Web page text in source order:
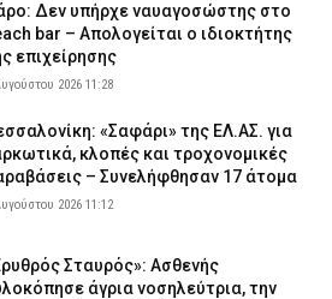
ο π. Αλέξιος Κουρτέσης,
Υπηρεσίας της ΕΛ.ΑΣ.
2026 20:55
Athens Kallithea τίμησαν τη μνήμη του
μετά τη δολοφονία του (εικόνες)
20:37
στο Ρέθυμνο – Συνελήφθησαν
20:25
Δεν υπήρχε ναυαγοσώστης στο
bar – Απολογείται ο ιδιοκτήτης
επιχείρησης
2026 11:28
«Σαφάρι» της ΕΛ.ΑΣ. για
κλοπές και τροχονομικές
– Συνελήφθησαν 17 άτομα
2026 11:12
Σταυρός»: Ασθενής
άγρια νοσηλεύτρια, την